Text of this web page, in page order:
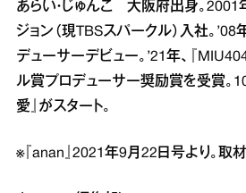
あらい・じゅんこ 大阪府出身。2001年
ジョン（現TBSスパークル）入社。’08
デューサーデビュー。’21年、『
ル賞プロデューサー奨励賞を受賞。
愛』がスタート。
※『anan』2021年9月22日号より。取